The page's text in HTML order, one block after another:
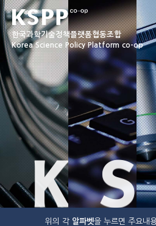
한국과학기술정책플랫폼협동조합
Korea Science Policy Platform co-op
K S
위의 각 알파벳을 누르면 주요내